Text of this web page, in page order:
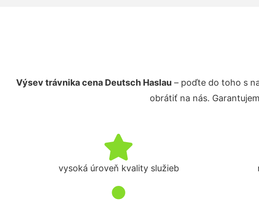
Výsev trávnika cena Deutsch Haslau – poďte do toho s
obrátiť na nás.
vysoká úroveň kvality služieb